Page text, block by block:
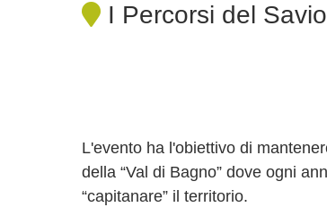
I Percorsi del Savio
L'evento ha l'obiettivo di
della “Val di Bagno” dove ogni
“capitanare” il territorio.